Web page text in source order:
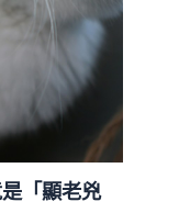
「顯老兇